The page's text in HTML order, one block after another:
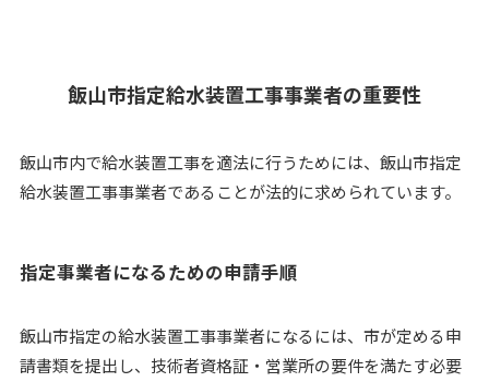
飯山市指定給水装置工事事業者の重要性
飯山市内で給水装置工事を適法に行うためには、飯山市指定
給水装置工事事業者であることが法的に求められています。
指定事業者になるための申請手順
飯山市指定の給水装置工事事業者になるには、市が定める申
請書類を提出し、技術者資格証・営業所の要件を満たす必要